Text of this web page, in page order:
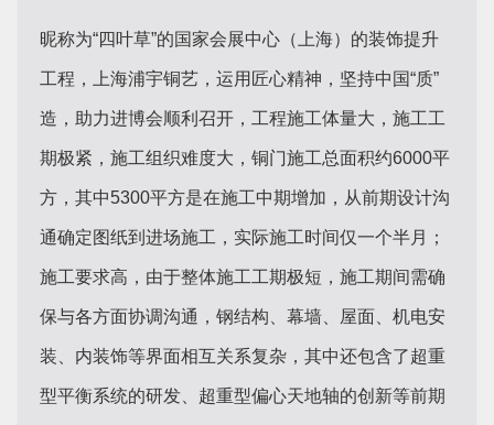
昵称为“四叶草”的国家会展中心（上海）的装饰提升
工程，上海浦宇铜艺，运用匠心精神，坚持中国“质”
造，助力进博会顺利召开，工程施工体量大，施工工
期极紧，施工组织难度大，铜门施工总面积约6000平
方，其中5300平方是在施工中期增加，从前期设计沟
通确定图纸到进场施工，实际施工时间仅一个半月；
施工要求高，由于整体施工工期极短，施工期间需确
保与各方面协调沟通，钢结构、幕墙、屋面、机电安
装、内装饰等界面相互关系复杂，其中还包含了超重
型平衡系统的研发、超重型偏心天地轴的创新等前期